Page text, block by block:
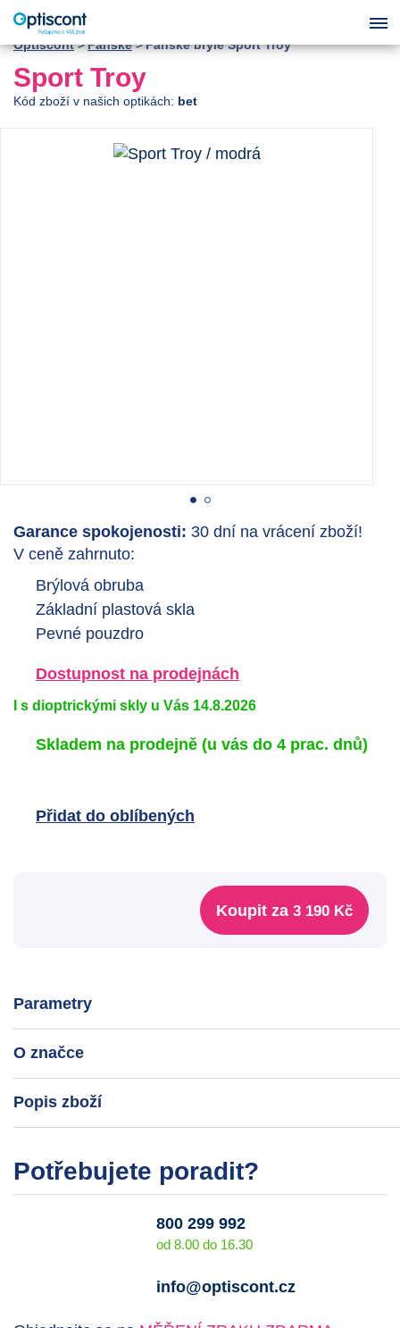
Optiscont Pánské Pánské brýle Sport Troy
Sport Troy
Kód zboží v našich optikách: bet
Garance spokojenosti: 30 dní na vrácení zboží!
V ceně zahrnuto:
Brýlová obruba
Základní plastová skla
Pevné pouzdro
Dostupnost na prodejnách
I s dioptrickými skly u Vás 14.8.2026
Skladem na prodejně (u vás do 4 prac. dnů)
Přidat do oblíbených
Koupit za 3 190 Kč
Parametry
O značce
Popis zboží
Potřebujete poradit?
800 299 992
od 8.00 do 16.30
info@optiscont.cz